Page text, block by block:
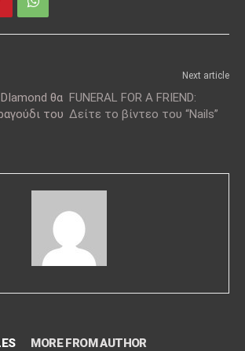
θα
του
Next article
FUNERAL FOR A FRIEND:
Δείτε το βίντεο του “Nails”
MORE FROM AUTHOR